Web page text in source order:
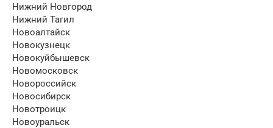
Нижний Новгород
Нижний Тагил
Новоалтайск
Новокузнецк
Новокуйбышевск
Новомосковск
Новороссийск
Новосибирск
Новотроицк
Новоуральск